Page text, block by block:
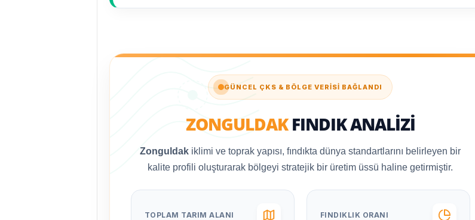
GÜNCEL ÇKS & BÖLGE VERİSİ BAĞLANDI
ZONGULDAKFINDIK ANALİZİ
Zonguldak iklimi ve toprak yapısı, fındıkta dünya standartlarını belirleyen bir
kalite profili oluşturarak bölgeyi stratejik bir üretim üssü haline getirmiştir.
TOPLAM TARIM ALANI FINDIKLIK ORANI